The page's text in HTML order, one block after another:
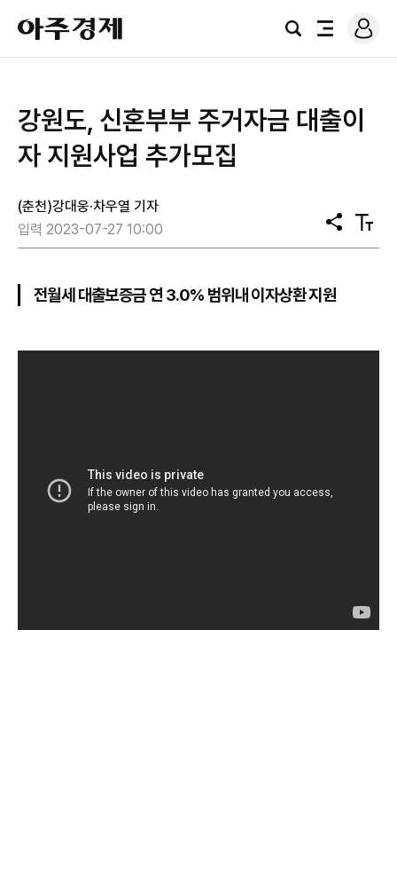
아
주
경
검
전
로
그
강원도, 신혼부부 주거자금 대출이
자 지원사업 추가모집
(춘천)강대웅·차우열 기자
입력 2023-07-27 10:00
공
유
텍
스
전월세 대출보증금 연 3.0% 범위내 이자상환 지원